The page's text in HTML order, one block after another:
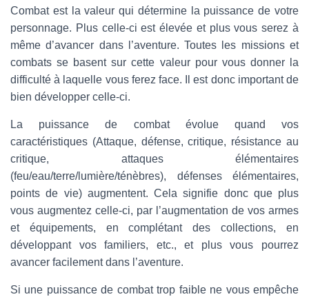
Combat est la valeur qui détermine la puissance de votre
personnage. Plus celle-ci est élevée et plus vous serez à
même d’avancer dans l’aventure. Toutes les missions et
combats se basent sur cette valeur pour vous donner la
difficulté à laquelle vous ferez face. Il est donc important de
bien développer celle-ci.
La puissance de combat évolue quand vos
caractéristiques (Attaque, défense, critique, résistance au
critique, attaques élémentaires
(feu/eau/terre/lumière/ténèbres), défenses élémentaires,
points de vie) augmentent. Cela signifie donc que plus
vous augmentez celle-ci, par l’augmentation de vos armes
et équipements, en complétant des collections, en
développant vos familiers, etc., et plus vous pourrez
avancer facilement dans l’aventure.
Si une puissance de combat trop faible ne vous empêche